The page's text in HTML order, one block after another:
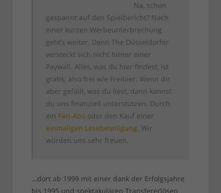
Na, schon
gespannt auf den Spielbericht? Nach
einer kurzen Werbeunterbrechung
geht’s weiter. Denn The Düsseldorfer
versteckt sich nicht hinter einer
Paywall. Alles, was du hier findest, ist
gratis, also frei wie Freibier. Wenn dir
aber gefällt, was du liest, dann kannst
du uns finanziell unterstützen. Durch
ein Fan-Abooder den Kauf einer
einmaligen Lesebeteiligung. Wir
würden uns sehr freuen.
…dort ab 1999 mit einer dank der Erfolgsjahre
bis 1995 und spektakulären Transfererlösen